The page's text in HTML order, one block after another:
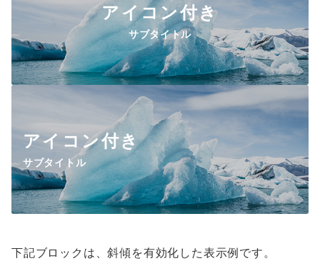
アイコン付き
サブタイトル
アイコン付き
サブタイトル
下記ブロックは、斜傾を有効化した表示例です。